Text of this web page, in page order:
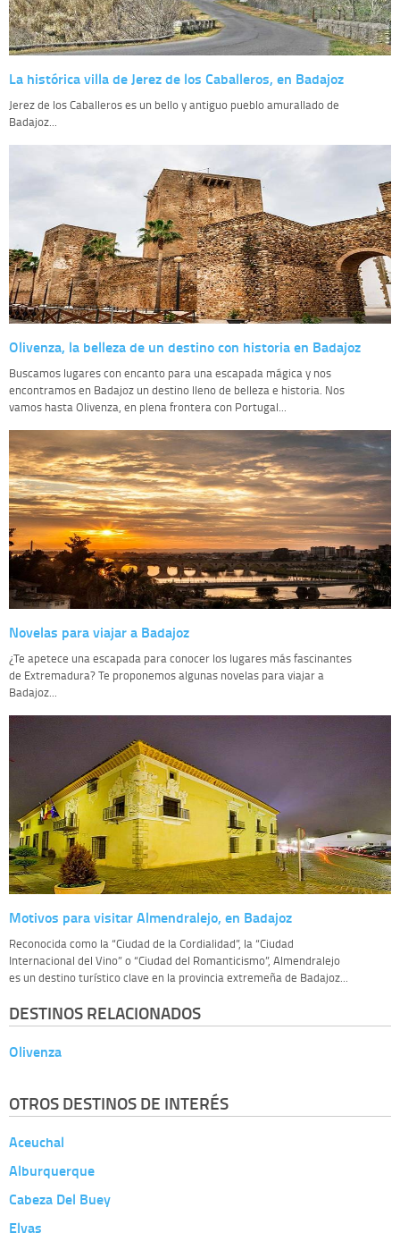
La histórica villa de Jerez de los Caballeros, en Badajoz
Jerez de los Caballeros es un bello y antiguo pueblo amurallado de
Badajoz...
Olivenza, la belleza de un destino con historia en Badajoz
Buscamos lugares con encanto para una escapada mágica y nos
encontramos en Badajoz un destino lleno de belleza e historia. Nos
vamos hasta Olivenza, en plena frontera con Portugal...
Novelas para viajar a Badajoz
¿Te apetece una escapada para conocer los lugares más fascinantes
de Extremadura? Te proponemos algunas novelas para viajar a
Badajoz...
Motivos para visitar Almendralejo, en Badajoz
Reconocida como la “Ciudad de la Cordialidad”, la “Ciudad
Internacional del Vino” o “Ciudad del Romanticismo”, Almendralejo
es un destino turístico clave en la provincia extremeña de Badajoz...
DESTINOS RELACIONADOS
Olivenza
OTROS DESTINOS DE INTERÉS
Aceuchal
Alburquerque
Cabeza Del Buey
Elvas